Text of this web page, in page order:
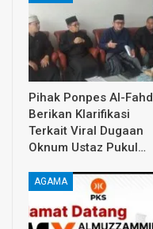
Pihak Ponpes Al-Fahd
Berikan Klarifikasi
Terkait Viral Dugaan
Oknum Ustaz Pukul…
AGAMA